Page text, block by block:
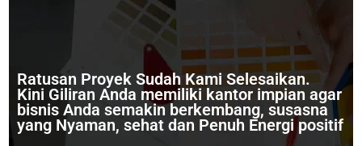
Ratusan Proyek Sudah Kami Selesaikan.
Kini Giliran Anda memiliki kantor impian agar
bisnis Anda semakin berkembang, susasna
yang Nyaman, sehat dan Penuh Energi positif